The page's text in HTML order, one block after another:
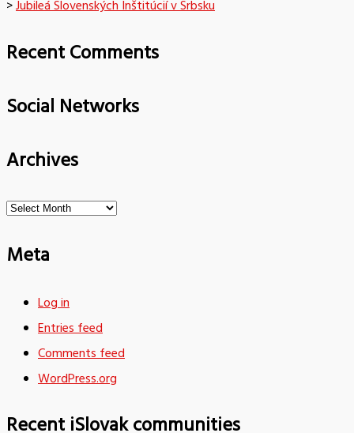
>Jubileá Slovenských Inštitúcií v Srbsku
Recent Comments
Social Networks
Archives
Archives
Meta
Log in
Entries feed
Comments feed
WordPress.org
Recent iSlovak communities